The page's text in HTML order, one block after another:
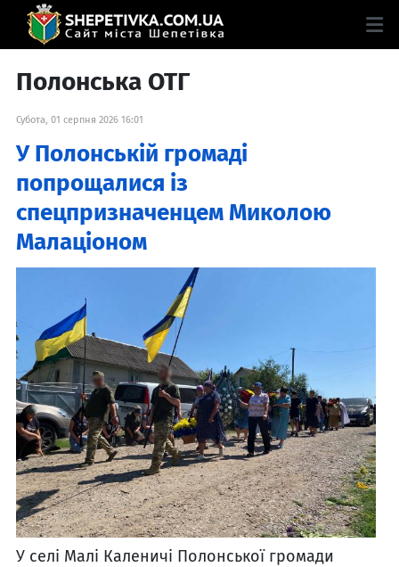
Полонська ОТГ
Субота, 01 серпня 2026 16:01
У Полонській громаді
попрощалися із
спецпризначенцем Миколою
Малаціоном
У селі Малі Каленичі Полонської громади